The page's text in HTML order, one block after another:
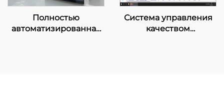
Полностью
автоматизированная
Система управления
качеством